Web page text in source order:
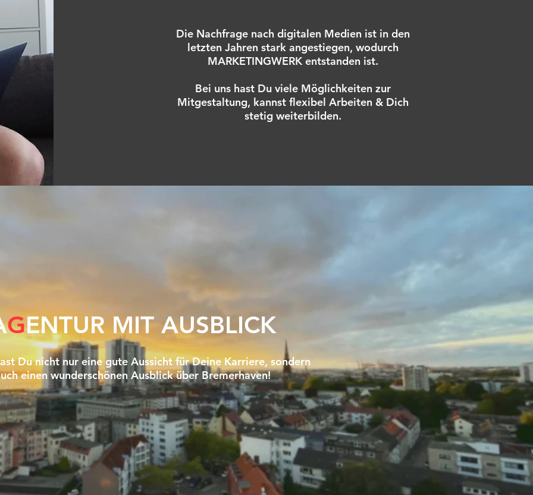
Die Nachfrage nach digitalen Medien ist in den
letzten Jahren stark angestiegen, wodurch
MARKETINGWERK entstanden ist.
Bei uns hast Du viele Möglichkeiten zur
Mitgestaltung, kannst flexibel Arbeiten & Dich
stetig weiterbilden.
GENTUR MIT AUSBLICK
Du nicht nur eine gute Aussicht für Deine Karriere, sondern
einen wunderschönen Ausblick über Bremerhaven!